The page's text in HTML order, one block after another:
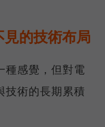
的技術布局
種感覺，但對電
技術的長期累積